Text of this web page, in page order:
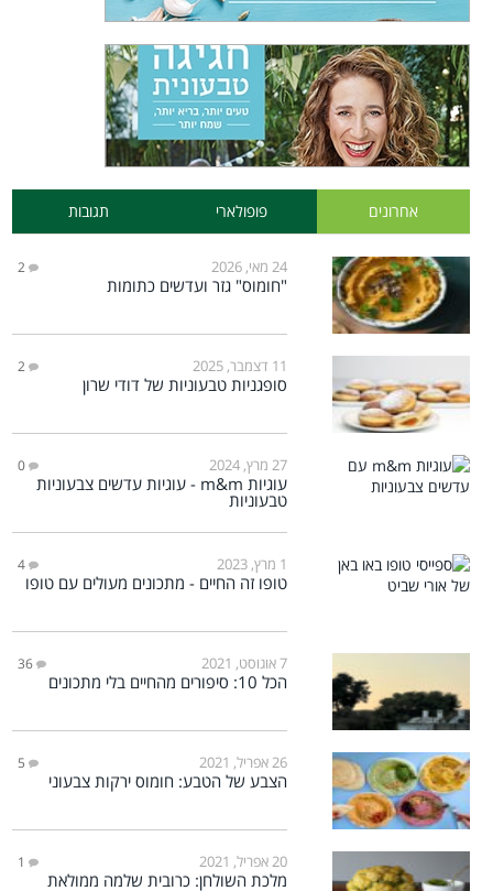
אחרונים פופולארי תגובות
24 מאי, 2026 2
"חומוס" גזר ועדשים כתומות
11 דצמבר, 2025 2
סופגניות טבעוניות של דודי שרון
27 מרץ, 2024 0
עוגיות m&m - עוגיות עדשים צבעוניות
טבעוניות
1 מרץ, 2023 4
טופו זה החיים - מתכונים מעולים עם טופו
7 אוגוסט, 2021 36
הכל 10: סיפורים מהחיים בלי מתכונים
26 אפריל, 2021 5
הצבע של הטבע: חומוס ירקות צבעוני
20 אפריל, 2021 1
מלכת השולחן: כרובית שלמה ממולאת